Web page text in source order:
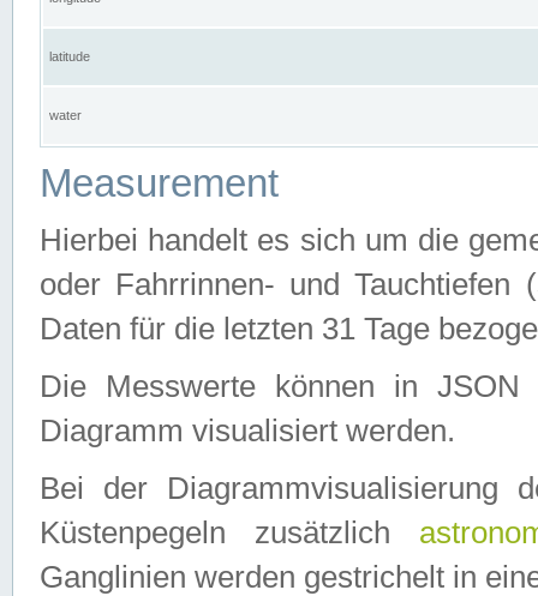
latitude
water
Measurement
Hierbei handelt es sich um die
oder Fahrrinnen- und Tauchtiefen
Daten für die letzten 31 Tage
Die Messwerte können in
Diagramm visualisiert werden.
Bei der Diagrammvisualisierung
Küstenpegeln zusätzlich
Ganglinien werden gestrichelt in